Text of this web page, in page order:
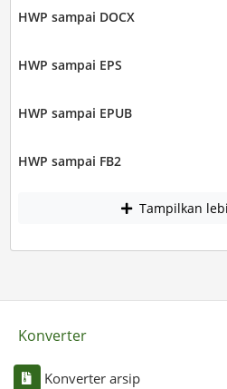
HWP sampai DOCX
HWP sampai EPS
HWP sampai EPUB
HWP sampai FB2
Tampilkan
Konverter
Konverter arsip